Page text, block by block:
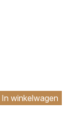
In winkelwagen